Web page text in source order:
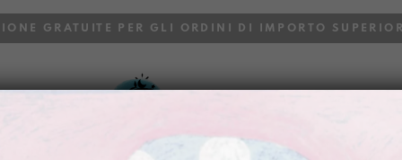
GRATUITE PER GLI ORDINI DI IMPORTO